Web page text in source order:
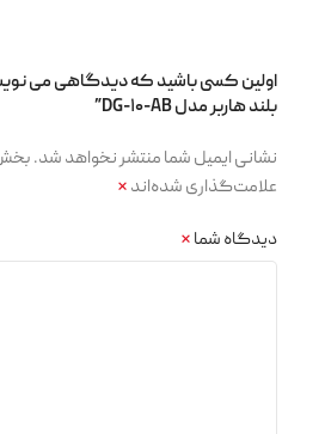
اولین کسی باشید که دیدگاهی می
بلند هاربر مدل DG-۱۰-AB”
نشانی ایمیل شما منتشر نخواهد شد.
علامت‌گذاری شده‌اند*
دیدگاه شما*